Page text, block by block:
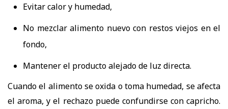
Evitar calor y humedad,
No mezclar alimento nuevo con restos viejos en el
fondo,
Mantener el producto alejado de luz directa.
Cuando el alimento se oxida o toma humedad, se afecta
el aroma, y el rechazo puede confundirse con capricho.